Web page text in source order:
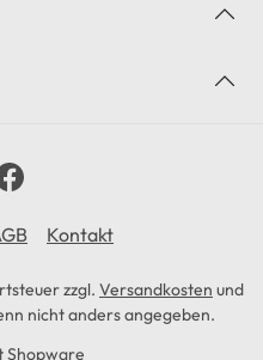
Kontakt
zzgl. Versandkosten und
nicht anders angegeben.
Shopware